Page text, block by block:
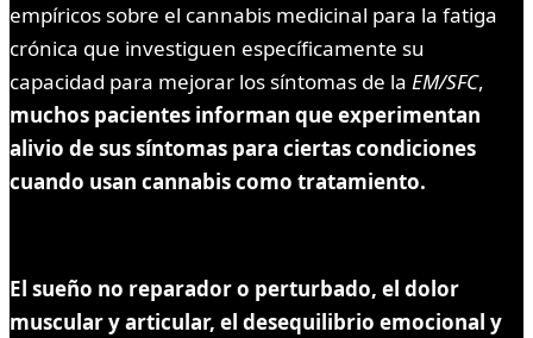
empíricos sobre el cannabis medicinal para la fatiga
crónica que investiguen específicamente su
capacidad para mejorar los síntomas de la EM/SFC,
muchos pacientes informan que experimentan
alivio de sus síntomas para ciertas condiciones
cuando usan cannabis como tratamiento.
El sueño no reparador o perturbado, el dolor
muscular y articular, el desequilibrio emocional y